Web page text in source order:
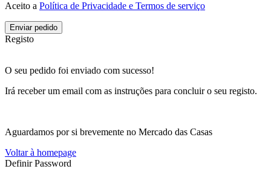
Aceito a Política de Privacidade e Termos de serviço
Enviar pedido
Registo
O seu pedido foi enviado com sucesso!
Irá receber um email com as instruções para concluir o seu registo.
Aguardamos por si brevemente no Mercado das Casas
Voltar à homepage
Definir Password